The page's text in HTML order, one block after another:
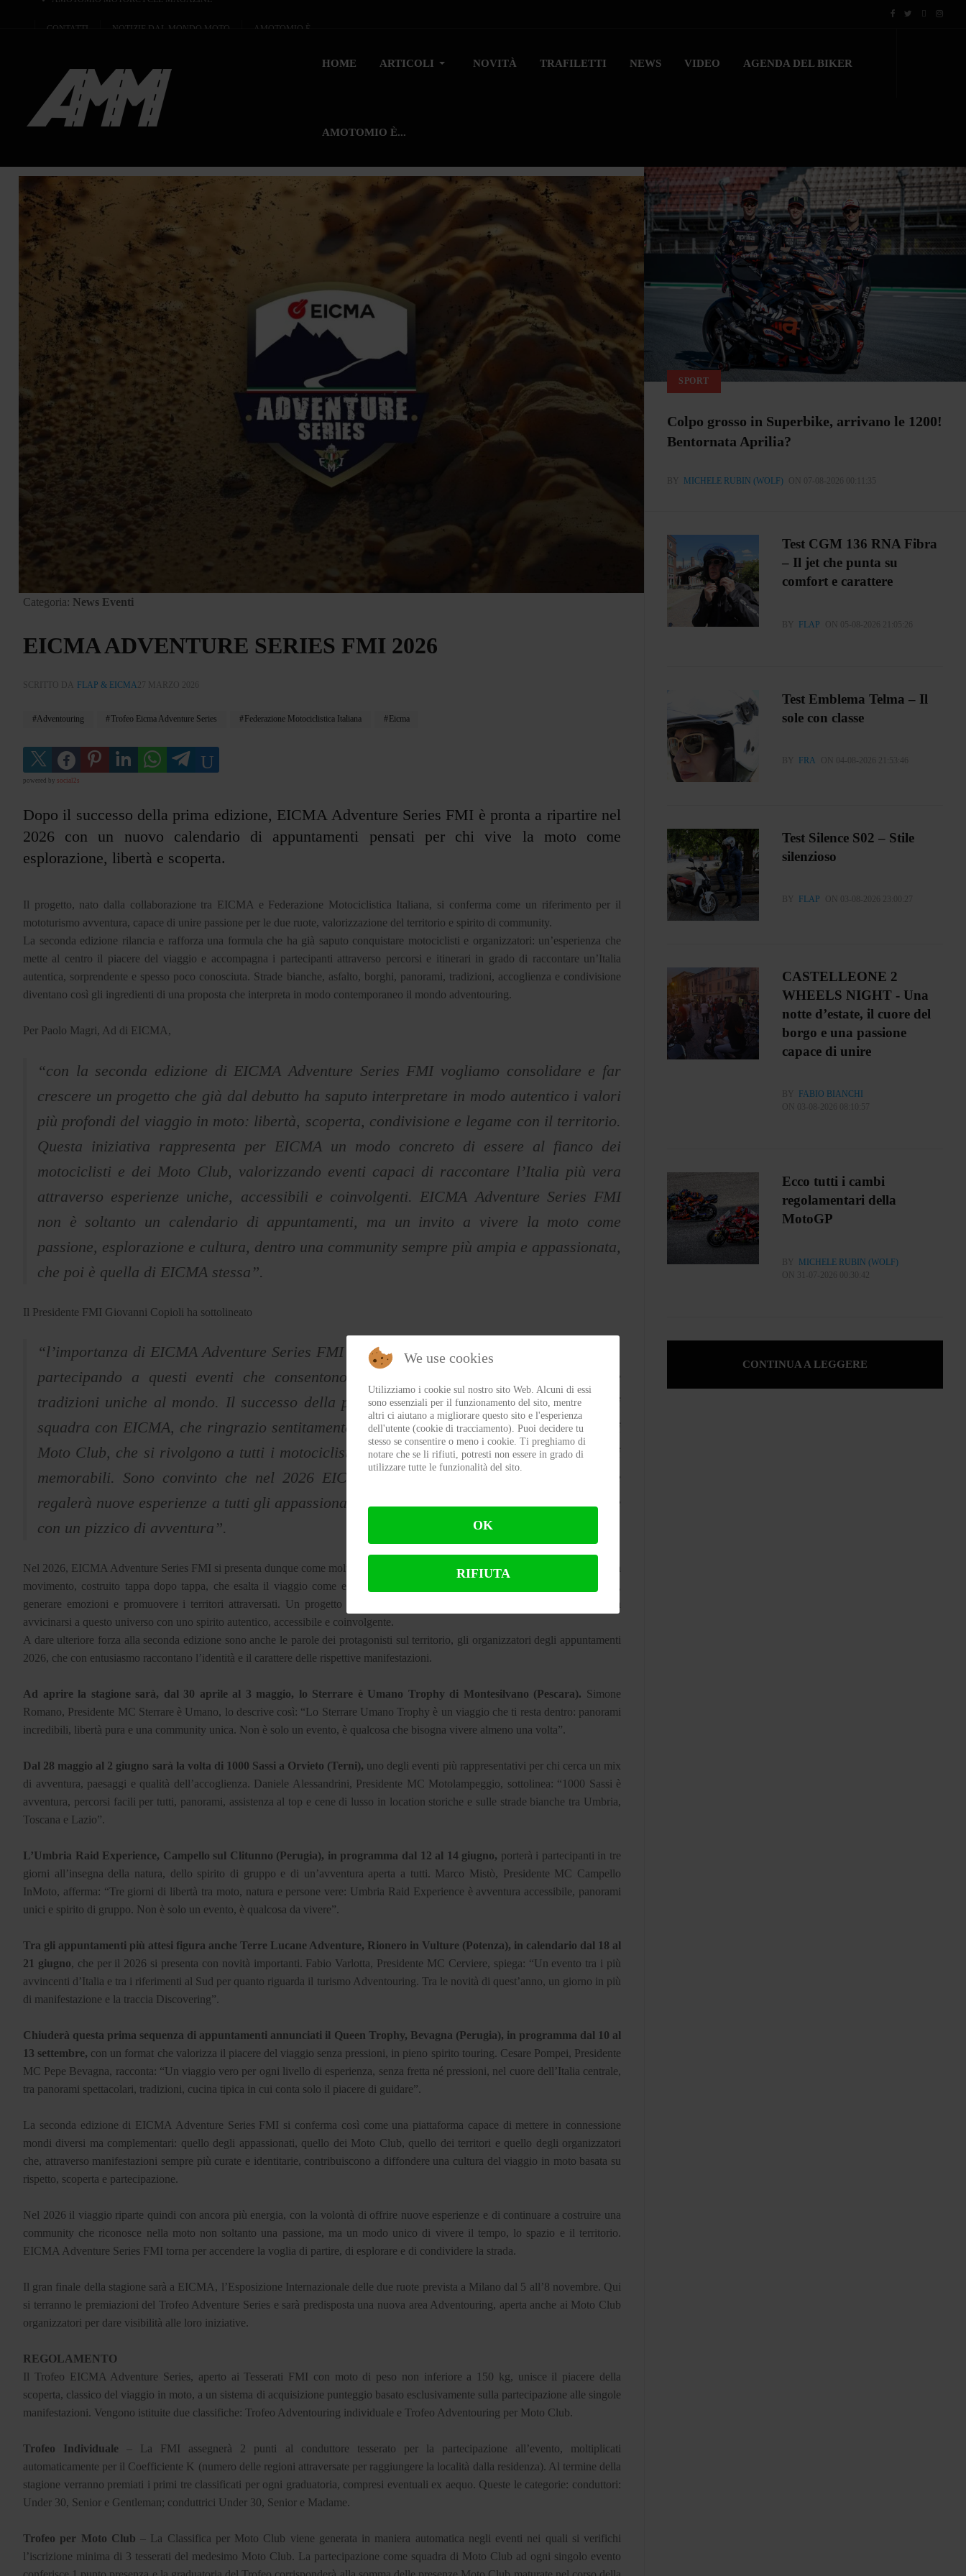
CONTATTI NOTIZIE DAL MONDO MOTO AMOTOMIO È...
HOME ARTICOLI NOVITÀ TRAFILETTI NEWS VIDEO AGENDA DEL BIKER
AMOTOMIO È...
Categoria: News Eventi
EICMA ADVENTURE SERIES FMI 2026
SCRITTO DA FLAP & EICMA27 MARZO 2026
Adventouring Trofeo Eicma Adventure Series Federazione Motociclistica Italiana Eicma
powered by social2s
Dopo il successo della prima edizione, EICMA Adventure Series FMI è pronta a ripartire nel
2026 con un nuovo calendario di appuntamenti pensati per chi vive la moto come
esplorazione, libertà e scoperta.
Il progetto, nato dalla collaborazione tra EICMA e Federazione Motociclistica Italiana, si conferma come un riferimento per il
mototurismo avventura, capace di unire passione per le due ruote, valorizzazione del territorio e spirito di community.
La seconda edizione rilancia e rafforza una formula che ha già saputo conquistare motociclisti e organizzatori: un’esperienza che
mette al centro il piacere del viaggio e accompagna i partecipanti attraverso percorsi e itinerari in grado di raccontare un’Italia
autentica, sorprendente e spesso poco conosciuta. Strade bianche, asfalto, borghi, panorami, tradizioni, accoglienza e condivisione
diventano così gli ingredienti di una proposta che interpreta in modo contemporaneo il mondo adventouring.
Per Paolo Magri, Ad di EICMA,
“con la seconda edizione di EICMA Adventure Series FMI vogliamo consolidare e far
crescere un progetto che già dal debutto ha saputo interpretare in modo autentico i valori
più profondi del viaggio in moto: libertà, scoperta, condivisione e legame con il territorio.
Questa iniziativa rappresenta per EICMA un modo concreto di essere al fianco dei
motociclisti e dei Moto Club, valorizzando eventi capaci di raccontare l’Italia più vera
attraverso esperienze uniche, accessibili e coinvolgenti. EICMA Adventure Series FMI
non è soltanto un calendario di appuntamenti, ma un invito a vivere la moto come
passione, esplorazione e cultura, dentro una community sempre più ampia e appassionata,
che poi è quella di EICMA stessa”.
Il Presidente FMI Giovanni Copioli ha sottolineato
“l’importanza di EICMA Adventure Series FMI per conoscere un’Italia da vivere in moto,
partecipando a questi eventi che consentono di immergersi in panorami, località e
tradizioni uniche al mondo. Il successo della prima edizione è stato frutto del lavoro di
squadra con EICMA, che ringrazio sentitamente, e delle capacità organizzative dei nostri
Moto Club, che si rivolgono a tutti i motociclisti con il desiderio di offrire manifestazioni
memorabili. Sono convinto che nel 2026 EICMA Adventure Series crescerà ancora e
regalerà nuove esperienze a tutti gli appassionati che vivono le due ruote come scoperta e
con un pizzico di avventura”.
Nel 2026, EICMA Adventure Series FMI si presenta dunque come molto più di una semplice successione di eventi: è un racconto in
movimento, costruito tappa dopo tappa, che esalta il viaggio come esperienza personale e collettiva, capace di creare relazioni,
generare emozioni e promuovere i territori attraversati. Un progetto che parla sia ai motociclisti più esperti, sia a chi desidera
avvicinarsi a questo universo con uno spirito autentico, accessibile e coinvolgente.
A dare ulteriore forza alla seconda edizione sono anche le parole dei protagonisti sul territorio, gli organizzatori degli appuntamenti
2026, che con entusiasmo raccontano l’identità e il carattere delle rispettive manifestazioni.
Ad aprire la stagione sarà, dal 30 aprile al 3 maggio, lo Sterrare è Umano Trophy di Montesilvano (Pescara). Simone
Romano, Presidente MC Sterrare è Umano, lo descrive così: “Lo Sterrare Umano Trophy è un viaggio che ti resta dentro: panorami
incredibili, libertà pura e una community unica. Non è solo un evento, è qualcosa che bisogna vivere almeno una volta”.
Dal 28 maggio al 2 giugno sarà la volta di 1000 Sassi a Orvieto (Terni), uno degli eventi più rappresentativi per chi cerca un mix
di avventura, paesaggi e qualità dell’accoglienza. Daniele Alessandrini, Presidente MC Motolampeggio, sottolinea: “1000 Sassi è
avventura, percorsi facili per tutti, panorami, assistenza al top e cene di lusso in location storiche e sulle strade bianche tra Umbria,
Toscana e Lazio”.
L’Umbria Raid Experience, Campello sul Clitunno (Perugia), in programma dal 12 al 14 giugno, porterà i partecipanti in tre
giorni all’insegna della natura, dello spirito di gruppo e di un’avventura aperta a tutti. Marco Mistò, Presidente MC Campello
InMoto, afferma: “Tre giorni di libertà tra moto, natura e persone vere: Umbria Raid Experience è avventura accessibile, panorami
unici e spirito di gruppo. Non è solo un evento, è qualcosa da vivere”.
Tra gli appuntamenti più attesi figura anche Terre Lucane Adventure, Rionero in Vulture (Potenza), in calendario dal 18 al
21 giugno, che per il 2026 si presenta con novità importanti. Fabio Varlotta, Presidente MC Cerviere, spiega: “Un evento tra i più
avvincenti d’Italia e tra i riferimenti al Sud per quanto riguarda il turismo Adventouring. Tra le novità di quest’anno, un giorno in più
di manifestazione e la traccia Discovering”.
Chiuderà questa prima sequenza di appuntamenti annunciati il Queen Trophy, Bevagna (Perugia), in programma dal 10 al
13 settembre, con un format che valorizza il piacere del viaggio senza pressioni, in pieno spirito touring. Cesare Pompei, Presidente
MC Pepe Bevagna, racconta: “Un viaggio vero per ogni livello di esperienza, senza fretta né pressioni, nel cuore dell’Italia centrale,
tra panorami spettacolari, tradizioni, cucina tipica in cui conta solo il piacere di guidare”.
La seconda edizione di EICMA Adventure Series FMI si conferma così come una piattaforma capace di mettere in connessione
mondi diversi ma complementari: quello degli appassionati, quello dei Moto Club, quello dei territori e quello degli organizzatori
che, attraverso manifestazioni sempre più curate e identitarie, contribuiscono a diffondere una cultura del viaggio in moto basata su
rispetto, scoperta e partecipazione.
Nel 2026 il viaggio riparte quindi con ancora più energia, con la volontà di offrire nuove esperienze e di continuare a costruire una
community che riconosce nella moto non soltanto una passione, ma un modo unico di vivere il tempo, lo spazio e il territorio.
EICMA Adventure Series FMI torna per accendere la voglia di partire, di esplorare e di condividere la strada.
Il gran finale della stagione sarà a EICMA, l’Esposizione Internazionale delle due ruote prevista a Milano dal 5 all’8 novembre. Qui
si terranno le premiazioni del Trofeo Adventure Series e sarà predisposta una nuova area Adventouring, aperta anche ai Moto Club
organizzatori per dare visibilità alle loro iniziative.
REGOLAMENTO
Il Trofeo EICMA Adventure Series, aperto ai Tesserati FMI con moto di peso non inferiore a 150 kg, unisce il piacere della
scoperta, classico del viaggio in moto, a un sistema di acquisizione punteggio basato esclusivamente sulla partecipazione alle singole
manifestazioni. Vengono istituite due classifiche: Trofeo Adventouring individuale e Trofeo Adventouring per Moto Club.
Trofeo Individuale – La FMI assegnerà 2 punti al conduttore tesserato per la partecipazione all’evento, moltiplicati
automaticamente per il Coefficiente K (numero delle regioni attraversate per raggiungere la località dalla residenza). Al termine della
stagione verranno premiati i primi tre classificati per ogni graduatoria, compresi eventuali ex aequo. Queste le categorie: conduttori:
Under 30, Senior e Gentleman; conduttrici Under 30, Senior e Madame.
Trofeo per Moto Club – La Classifica per Moto Club viene generata in maniera automatica negli eventi nei quali si verifichi
l’iscrizione minima di 3 tesserati del medesimo Moto Club. La partecipazione come squadra di Moto Club ad ogni singolo evento
SPORT
Colpo grosso in Superbike, arrivano le 1200!
Bentornata Aprilia?
BY MICHELE RUBIN (WOLF) ON 07-08-2026 00:11:35
Test CGM 136 RNA Fibra
– Il jet che punta su
comfort e carattere
BY FLAP ON 05-08-2026 21:05:26
Test Emblema Telma – Il
sole con classe
BY FRA ON 04-08-2026 21:53:46
Test Silence S02 – Stile
silenzioso
BY FLAP ON 03-08-2026 23:00:27
CASTELLEONE 2
WHEELS NIGHT - Una
notte d’estate, il cuore del
borgo e una passione
capace di unire
BY
FABIO BIANCHI
ON 03-08-2026 08:10:57
Ecco tutti i cambi
regolamentari della
MotoGP
BY
MICHELE RUBIN (WOLF)
ON 31-07-2026 00:30:42
CONTINUA A LEGGERE
We use cookies
Utilizziamo i cookie sul nostro sito Web. Alcuni di essi
sono essenziali per il funzionamento del sito, mentre
altri ci aiutano a migliorare questo sito e l'esperienza
dell'utente (cookie di tracciamento). Puoi decidere tu
stesso se consentire o meno i cookie. Ti preghiamo di
notare che se li rifiuti, potresti non essere in grado di
utilizzare tutte le funzionalità del sito.
OK
RIFIUTA